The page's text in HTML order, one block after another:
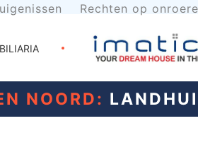
Rechten op
NOORD: